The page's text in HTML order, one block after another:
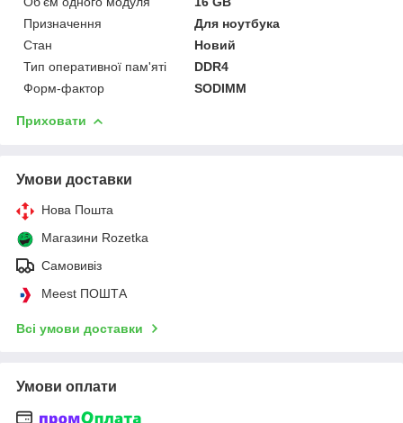
Призначення
Для ноутбука
Стан
Новий
Тип оперативної пам'яті
DDR4
Форм-фактор
SODIMM
Приховати
Умови доставки
Нова Пошта
Магазини Rozetka
Самовивіз
Meest ПОШТА
Всі умови доставки
Умови оплати